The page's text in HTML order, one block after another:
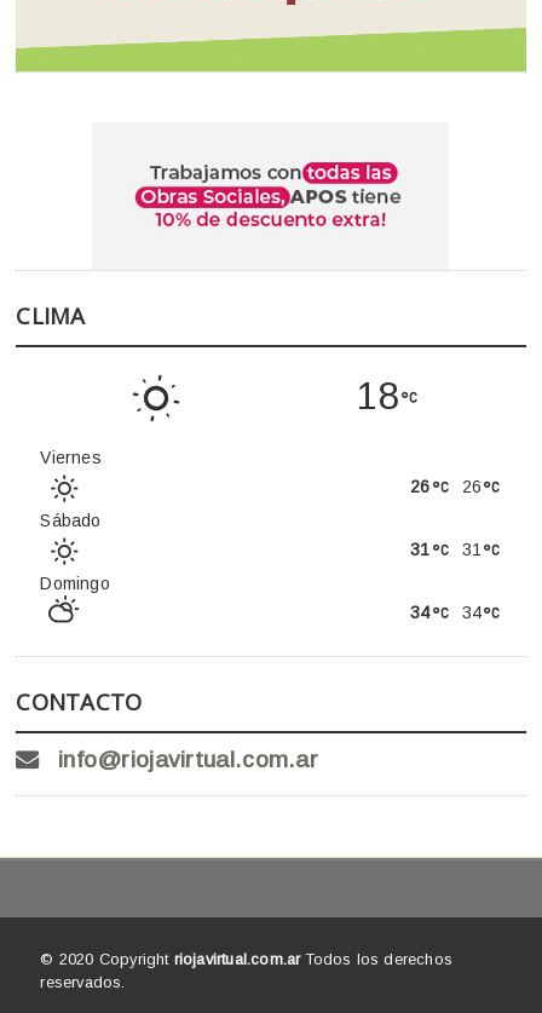
CLIMA
18
Viernes
26
26
Sábado
31
31
Domingo
34
34
CONTACTO
info@riojavirtual.com.ar
© 2020 Copyright riojavirtual.com.arTodos los derechos
reservados.